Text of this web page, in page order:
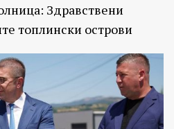
Здравствени
топлински острови